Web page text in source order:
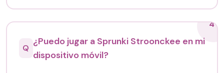
4
Q
¿Puedo jugar a Sprunki Stroonckee en mi
dispositivo móvil?